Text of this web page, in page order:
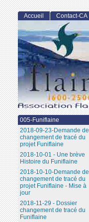
Accueil Contact-CA
005-Funiflaine
2018-09-23-Demande de
changement de tracé du
projet Funiflaine
2018-10-01 - Une brève
Histoire du Funiflaine
2018-10-10-Demande de
changement de tracé du
projet Funiflaine - Mise à
jour
2018-11-29 - Dossier
changement de tracé du
Funiflaine